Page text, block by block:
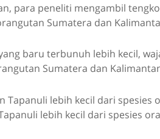
para peneliti mengambil
Sumatera dan
baru terbunuh lebih kecil,
Sumatera dan
lebih kecil dari spesies